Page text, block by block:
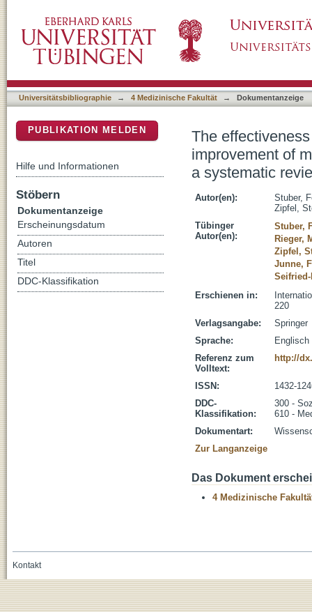
of employees in the health care sector: a
Universitätsbibliographie → 4 Medizinische Fakultät → Dokumentanzeige
The
improvement of
a systematic
Autor(en):
Stuber,
Zipfel,
Tübinger
Autor(en):
Stuber,
Rieger,
Zipfel,
Junne,
Erschienen in:
220
Verlagsangabe:
Springer
Sprache:
Englisch
Referenz zum
Volltext:
http://
ISSN:
1432-
DDC-
Klassifikation:
300 -
610 -
Dokumentart:
Zur Langanzeige
Das Dokument
4 Medizinische
PUBLIKATION MELDEN
Hilfe und Informationen
Stöbern
Dokumentanzeige
Erscheinungsdatum
Autoren
Titel
DDC-Klassifikation
Kontakt